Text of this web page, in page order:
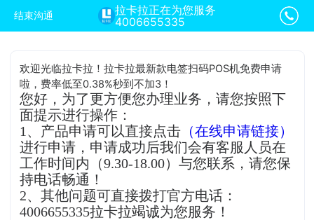
结束沟通
拉卡拉正在为您服务
4006655335
欢迎光临拉卡拉！拉卡拉最新款电签扫码POS机免费申请
啦，费率低至0.38%秒到不加3！
您好，为了更方便您办理业务，请您按照下
面提示进行操作：
1、产品申请可以直接点击 （在线申请链接）
进行申请，申请成功后我们会有客服人员在
工作时间内（9.30-18.00）与您联系，请您保
持电话畅通！
2、其他问题可直接拨打官方电话：
4006655335拉卡拉竭诚为您服务！